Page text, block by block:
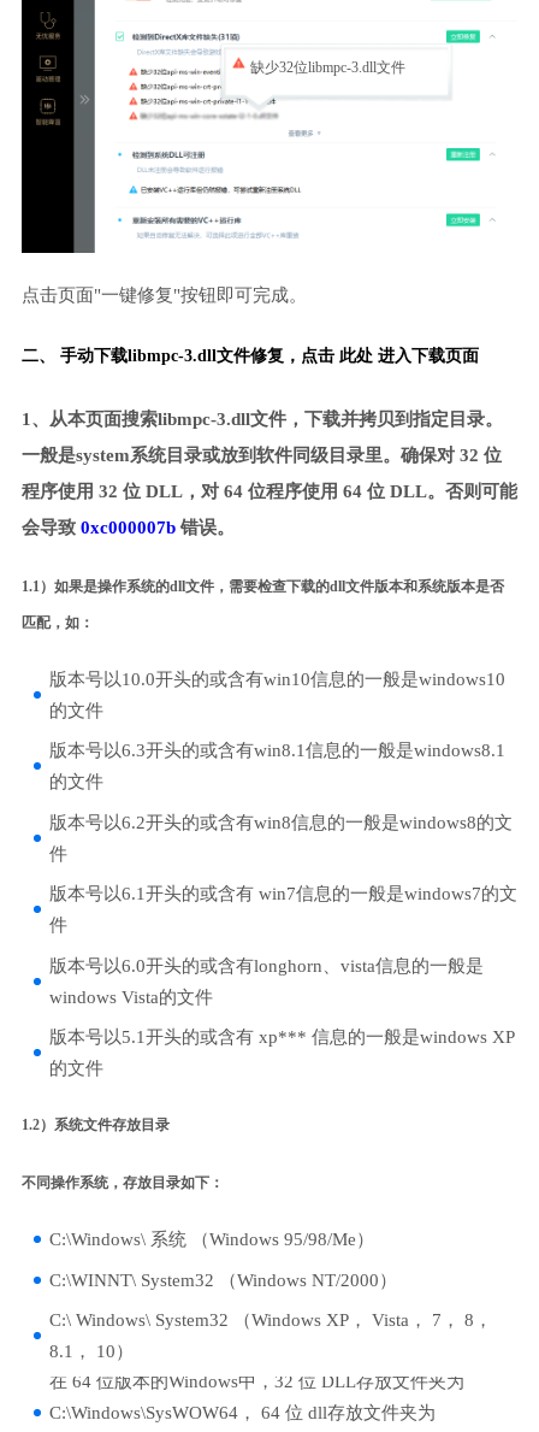
缺少32位libmpc-3.dll文件
点击页面"一键修复"按钮即可完成。
二、 手动下载libmpc-3.dll文件修复， 点击 此处 进入下载页面
1、从本页面搜索libmpc-3.dll文件，下载并拷贝到指定目录。
一般是system系统目录或放到软件同级目录里。确保对 32 位
程序使用 32 位 DLL，对 64 位程序使用 64 位 DLL。否则可能
会导致 0xc000007b错误。
1.1）如果是操作系统的dll文件，需要检查下载的dll文件版本和系统版本是否
匹配，如：
版本号以10.0开头的或含有win10信息的一般是windows10
的文件
版本号以6.3开头的或含有win8.1信息的一般是windows8.1
的文件
版本号以6.2开头的或含有win8信息的一般是windows8的文
件
版本号以6.1开头的或含有 win7信息的一般是windows7的文
件
版本号以6.0开头的或含有longhorn、vista信息的一般是
windows Vista的文件
版本号以5.1开头的或含有 xp*** 信息的一般是windows XP
的文件
1.2）系统文件存放目录
不同操作系统，存放目录如下：
C:\Windows\ 系统 （Windows 95/98/Me）
C:\WINNT\ System32 （Windows NT/2000）
C:\ Windows\ System32 （Windows XP， Vista， 7， 8，
8.1， 10）
在 64 位版本的Windows中，32 位 DLL存放文件夹为
C:\Windows\SysWOW64， 64 位 dll存放文件夹为